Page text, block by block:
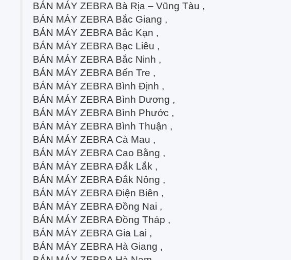
BÁN MÁY ZEBRA Bà Rịa – Vũng Tàu ,
BÁN MÁY ZEBRA Bắc Giang ,
BÁN MÁY ZEBRA Bắc Kạn ,
BÁN MÁY ZEBRA Bạc Liêu ,
BÁN MÁY ZEBRA Bắc Ninh ,
BÁN MÁY ZEBRA Bến Tre ,
BÁN MÁY ZEBRA Bình Định ,
BÁN MÁY ZEBRA Bình Dương ,
BÁN MÁY ZEBRA Bình Phước ,
BÁN MÁY ZEBRA Bình Thuận ,
BÁN MÁY ZEBRA Cà Mau ,
BÁN MÁY ZEBRA Cao Bằng ,
BÁN MÁY ZEBRA Đắk Lắk ,
BÁN MÁY ZEBRA Đắk Nông ,
BÁN MÁY ZEBRA Điện Biên ,
BÁN MÁY ZEBRA Đồng Nai ,
BÁN MÁY ZEBRA Đồng Tháp ,
BÁN MÁY ZEBRA Gia Lai ,
BÁN MÁY ZEBRA Hà Giang ,